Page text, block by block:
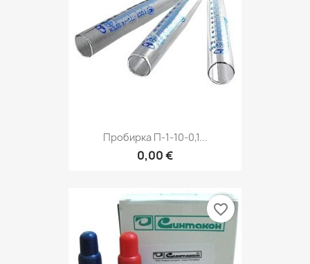
Пробирка П-1-10-0,1...
0,00 €
favorite_border